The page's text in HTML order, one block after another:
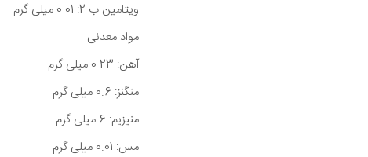
ویتامین ب 2: 0.01 میلی گرم
مواد معدنی
آهن: 0.23 میلی گرم
منگنز: 0.6 میلی گرم
منیزیم: 6 میلی گرم
مس: 0.01 میلی گرم